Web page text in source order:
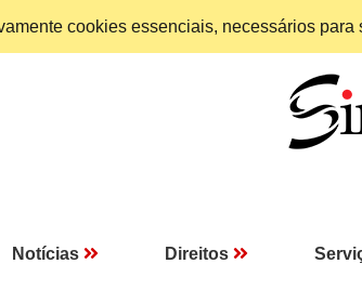
cookies essenciais, necessários
Notícias Direitos